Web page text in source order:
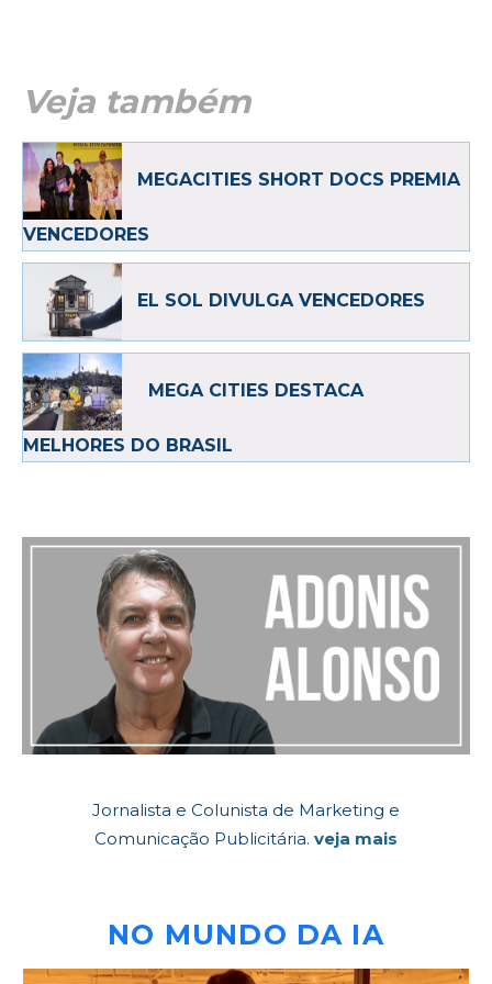
Veja também
MEGACITIES SHORT DOCS PREMIA
VENCEDORES
EL SOL DIVULGA VENCEDORES
MEGA CITIES DESTACA
MELHORES DO BRASIL
Jornalista e Colunista de Marketing e
Comunicação Publicitária. veja mais
NO MUNDO DA IA